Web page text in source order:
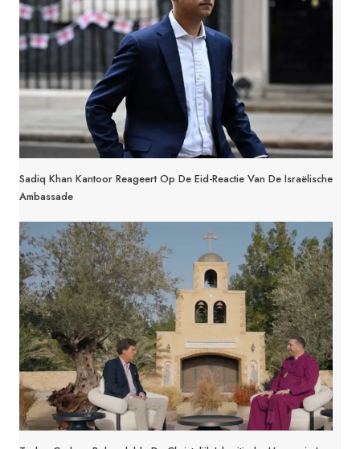
Sadiq Khan Kantoor Reageert Op De Eid-Reactie Van De Israëlische
Ambassade